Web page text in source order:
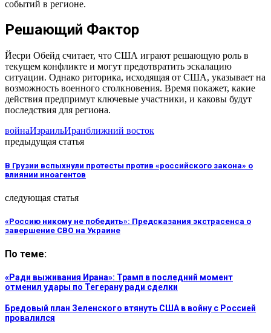
событий в регионе.
Решающий Фактор
Йесри Обейд считает, что США играют решающую роль в
текущем конфликте и могут предотвратить эскалацию
ситуации. Однако риторика, исходящая от США, указывает на
возможность военного столкновения. Время покажет, какие
действия предпримут ключевые участники, и каковы будут
последствия для региона.
войнаИзраильИранближний восток
предыдущая статья
В Грузии вспыхнули протесты против «российского закона» о
влиянии иноагентов
следующая статья
«Россию никому не победить»: Предсказания экстрасенса о
завершение СВО на Украине
По теме:
«Ради выживания Ирана»: Трамп в последний момент
отменил удары по Тегерану ради сделки
Бредовый план Зеленского втянуть США в войну с Россией
провалился